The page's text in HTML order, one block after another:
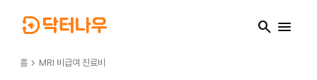
search menu
홈 chevron_right MRI 비급여 진료비